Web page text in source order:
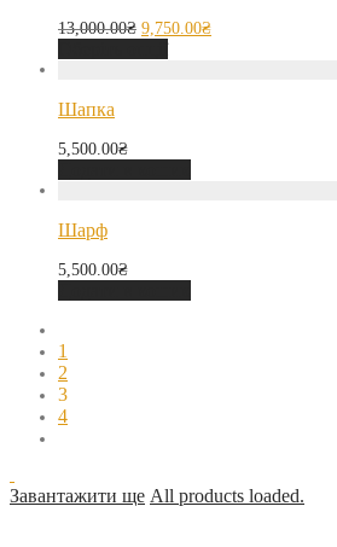
13,000.00₴ 9,750.00₴
Шапка
5,500.00₴
Шарф
5,500.00₴
1
2
3
4
Завантажити ще All products loaded.